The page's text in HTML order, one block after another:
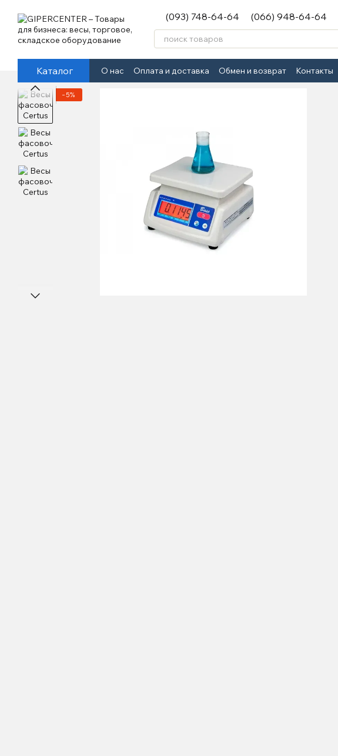
(093) 748-64-64 (066) 948-64-64
Каталог О нас Оплата и доставка Обмен и возврат Контакты
−5%